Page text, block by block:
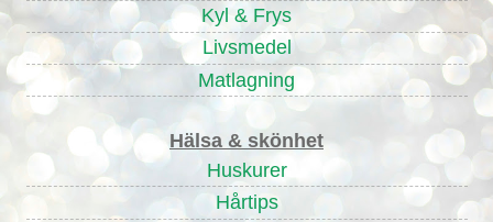
Kyl & Frys
Livsmedel
Matlagning
Hälsa & skönhet
Huskurer
Hårtips